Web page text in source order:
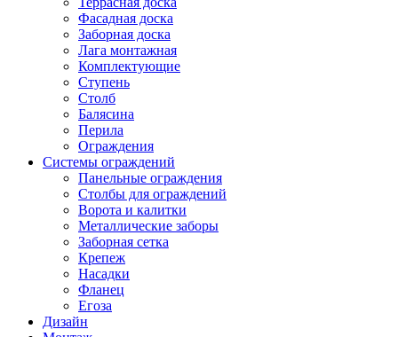
Фасадная доска
Заборная доска
Лага монтажная
Комплектующие
Ступень
Столб
Балясина
Перила
Ограждения
Системы ограждений
Панельные ограждения
Столбы для ограждений
Ворота и калитки
Металлические заборы
Заборная сетка
Крепеж
Насадки
Фланец
Егоза
Дизайн